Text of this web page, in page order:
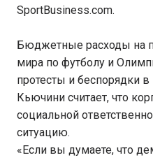
SportBusiness.com.
Бюджетные расходы на
мира по футболу и
протесты и беспорядки
Кьючини считает, что
социальной
ситуацию.
«Если вы думаете, что